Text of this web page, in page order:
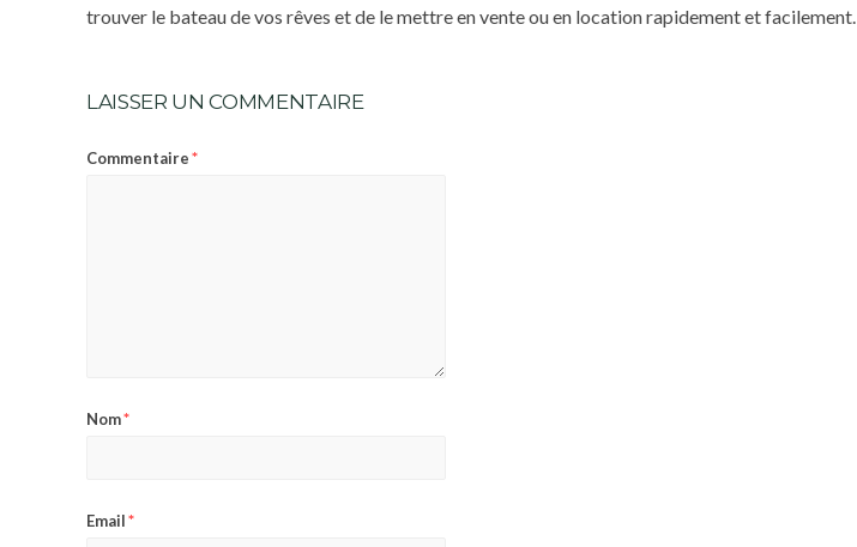
trouver le bateau de vos rêves et de le mettre en vente ou en location rapidement et facilement.
LAISSER UN COMMENTAIRE
Commentaire*
Nom*
Email*